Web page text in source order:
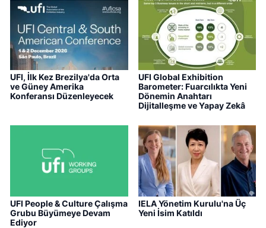
UFI, İlk Kez Brezilya'da Orta
ve Güney Amerika
Konferansı Düzenleyecek
UFI Global Exhibition
Barometer: Fuarcılıkta Yeni
Dönemin Anahtarı
Dijitalleşme ve Yapay Zekâ
UFI People & Culture Çalışma
Grubu Büyümeye Devam
Ediyor
IELA Yönetim Kurulu'na Üç
Yeni İsim Katıldı